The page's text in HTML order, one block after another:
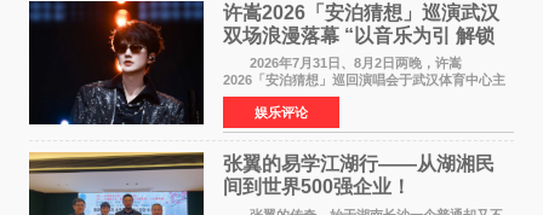
许嵩2026「安泊猜想」巡演武汉
双场浪漫落幕 “以音乐为引 解锁
江城记忆”
2026年7月31日、8月2日两晚，许嵩
2026「安泊猜想」巡回演唱会于武汉体育中心主
体育场盛大开唱。许嵩与数万歌迷在此相聚，从
浪漫惬意的舞台设计到充满诚意与惊喜的现场互
动，共同开启了一场关于
娱乐评论
张翼的易学江湖行——从湖湘民
间到世界500强企业！